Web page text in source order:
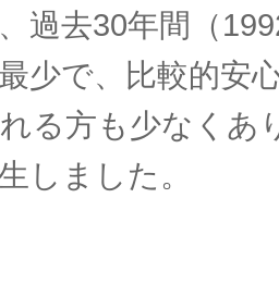
過去30年間（
少で、比較的安
る方も少なくあ
しました。